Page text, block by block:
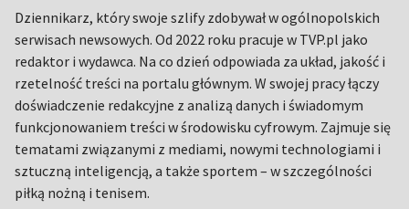
Dziennikarz, który swoje szlify zdobywał w ogólnopolskich
serwisach newsowych. Od 2022 roku pracuje w TVP.pl jako
redaktor i wydawca. Na co dzień odpowiada za układ, jakość i
rzetelność treści na portalu głównym. W swojej pracy łączy
doświadczenie redakcyjne z analizą danych i świadomym
funkcjonowaniem treści w środowisku cyfrowym. Zajmuje się
tematami związanymi z mediami, nowymi technologiami i
sztuczną inteligencją, a także sportem – w szczególności
piłką nożną i tenisem.